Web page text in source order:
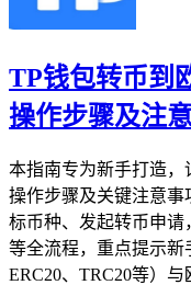
TP钱包转币到
操作步骤及注
本指南专为新手打造，
操作步骤及关键注意事
标币种、发起转币申
等全流程，重点提示新
ERC20、TRC20等）